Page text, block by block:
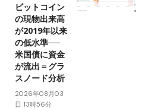
ビットコイン
の現物出来高
が2019年以来
の低水準──
米国債に資金
が流出＝グラ
スノード分析
2026年08月03
日 13時56分